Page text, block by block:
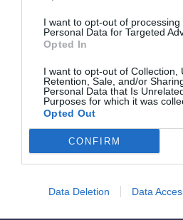
I want to opt-out of processing
Personal Data for Targeted
Opted In
I want to opt-out of Collection,
Retention, Sale, and/or
Personal Data that Is
Purposes for which it was
Opted Out
CONFIRM
Data Deletion Data
πραγματοποιήθηκε το
21ο Greek ICT Forum